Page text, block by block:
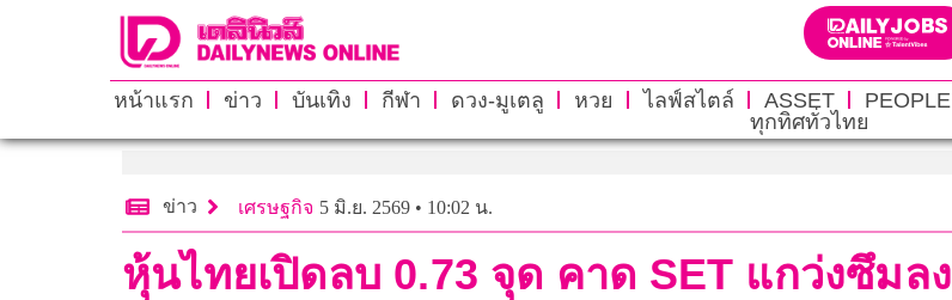
หน้าแรก ข่าว บันเทิง กีฬา ดวง-มูเตลู หวย ไลฟ์สไตล์ ASSET PEOPLE
ทุกทิศทั่วไทย
ข่าว เศรษฐกิจ 5 มิ.ย. 2569 • 10:02 น.
หุ้นไทยเปิดลบ 0.73 จุด คาด SET แกว่งซึมลง